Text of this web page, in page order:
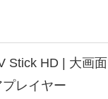
Stick HD | 大画
レイヤー